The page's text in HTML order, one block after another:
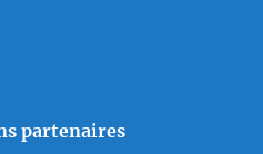
partenaires